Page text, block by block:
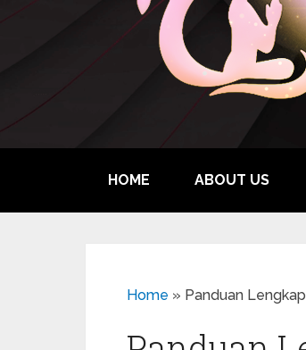
HOME ABOUT US
Home » Panduan